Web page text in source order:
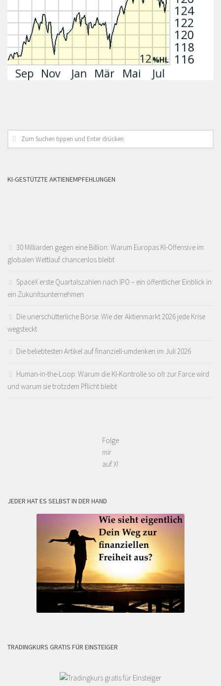
KI-GESTÜTZTE AKTIENEMPFEHLUNGEN
30 Milliarden gegen eine Billion: Warum Europas KI-Offensive im
globalen Wettlauf chancenlos bleibt
SpaceX erste Quartalszahlen nach IPO – ein öffentlicher Einblick in
ein Zukunftsunternehmen
Die unerschütterliche Börse: Wie der Aktienmarkt 2026 jede Krise
wegsteckt
Die beliebtesten Artikel auf finanziell-umdenken im Juli 2026
Human-in-the-Loop: Warum die KI-Kontrolle so oft zur Farce wird
und warum sie trotzdem Pflicht bleibt
Folge
mir
auf X!
JEDER HAT ES SELBST IN DER HAND
TRADINGKURS GRATIS FÜR EINSTEIGER